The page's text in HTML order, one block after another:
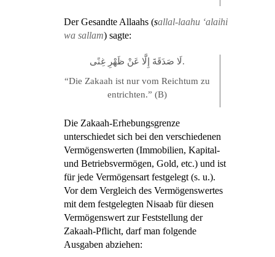
Der Gesandte Allaahs (sallal-laahu ‘alaihi
wa sallam) sagte:
لَا صَدَقَةَ إِلَّا عَنْ ظَهْرِ غِنًى.
“Die Zakaah ist nur vom Reichtum zu
entrichten.” (B)
Die Zakaah-Erhebungsgrenze
unterschiedet sich bei den verschiedenen
Vermögenswerten (Immobilien, Kapital-
und Betriebsvermögen, Gold, etc.) und ist
für jede Vermögensart festgelegt (s. u.).
Vor dem Vergleich des Vermögenswertes
mit dem festgelegten Nisaab für diesen
Vermögenswert zur Feststellung der
Zakaah-Pflicht, darf man folgende
Ausgaben abziehen: